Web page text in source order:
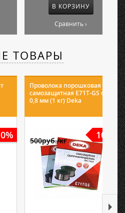
В КОРЗИНУ
Сравнить ›
ТОВАРЫ
Проволока порошковая
самозащитная E71T-GS ф
0,8 мм (1 кг) Deka
10%
500руб./кг